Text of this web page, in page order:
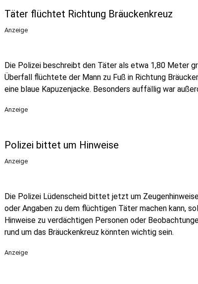
Täter flüchtet Richtung Bräuckenkreuz
Anzeige
Die Polizei beschreibt den Täter als etwa 1,80 Meter
Überfall flüchtete der Mann zu Fuß in Richtung
eine blaue Kapuzenjacke. Besonders auffällig war
Anzeige
Polizei bittet um Hinweise
Anzeige
Die Polizei Lüdenscheid bittet jetzt um
oder Angaben zu dem flüchtigen Täter machen kann,
Hinweise zu verdächtigen Personen oder
rund um das Bräuckenkreuz könnten wichtig sein.
Anzeige